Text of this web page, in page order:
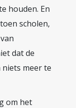
houden. En
scholen,
dat de
meer te
om het